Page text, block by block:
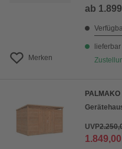
Merken
ab
lieferbar
PALMAKO
UVP